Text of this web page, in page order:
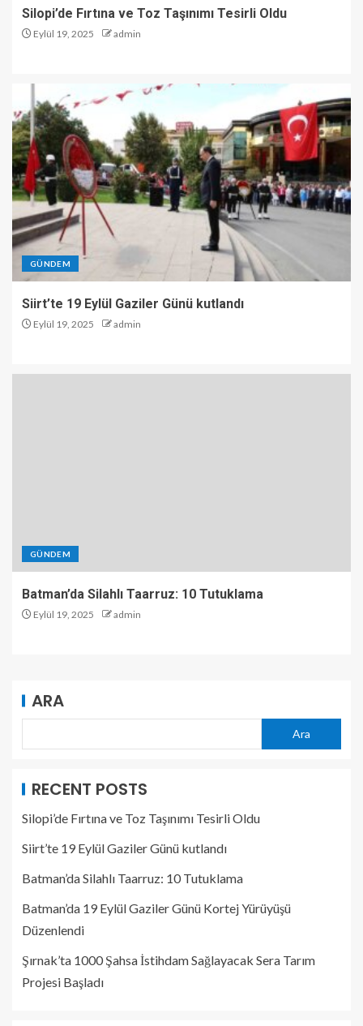
Silopi’de Fırtına ve Toz Taşınımı Tesirli Oldu
Eylül 19, 2025 admin
GÜNDEM
Siirt’te 19 Eylül Gaziler Günü kutlandı
Eylül 19, 2025 admin
GÜNDEM
Batman’da Silahlı Taarruz: 10 Tutuklama
Eylül 19, 2025 admin
ARA
Ara
RECENT POSTS
Silopi’de Fırtına ve Toz Taşınımı Tesirli Oldu
Siirt’te 19 Eylül Gaziler Günü kutlandı
Batman’da Silahlı Taarruz: 10 Tutuklama
Batman’da 19 Eylül Gaziler Günü Kortej Yürüyüşü
Düzenlendi
Şırnak’ta 1000 Şahsa İstihdam Sağlayacak Sera Tarım
Projesi Başladı